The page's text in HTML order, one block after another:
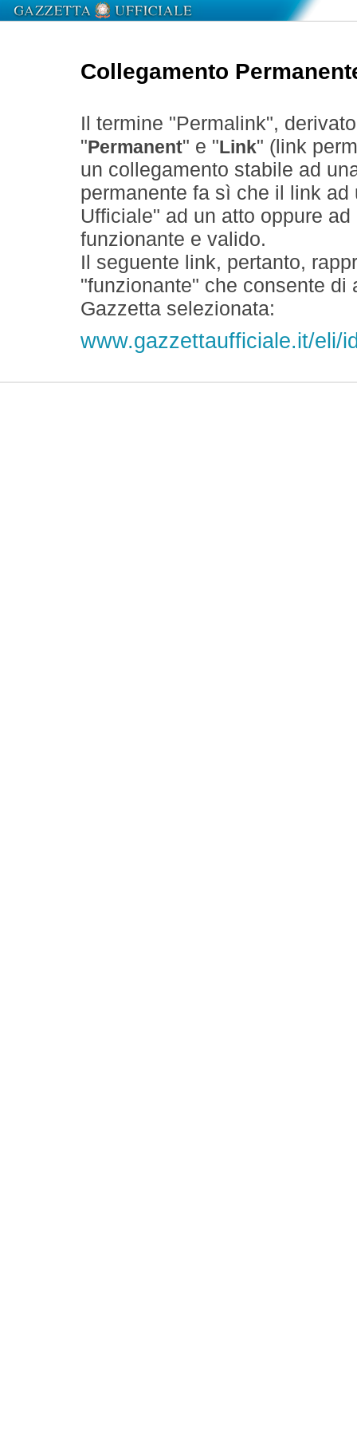
Collegamento
Il termine "Permalink",
" Permanent" e " Link" (link
un collegamento stabile ad
permanente fa sì che il link
Ufficiale" ad un atto oppure
funzionante e valido.
Il seguente link, pertanto,
"funzionante" che consente
Gazzetta selezionata:
www.gazzettaufficiale.it/eli/